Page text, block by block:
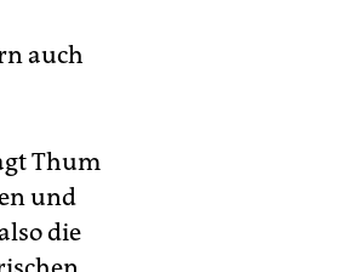
auch
Thum
und
die